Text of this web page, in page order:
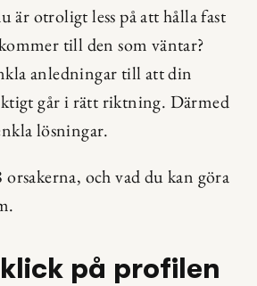
är otroligt less på att hålla fast
till den som väntar?
anledningar till att din
går i rätt riktning. Därmed
lösningar.
och vad du kan göra
på profilen